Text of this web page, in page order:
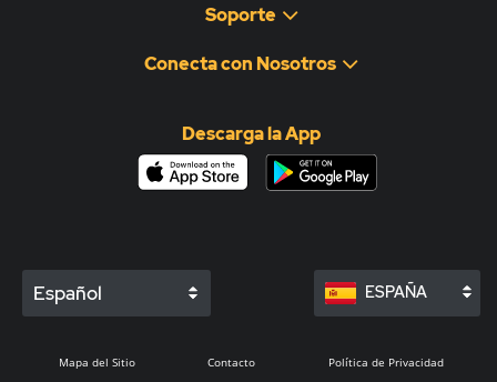
Soporte
Conecta con Nosotros
Descarga la App
Español ESPAÑA
Mapa del Sitio Contacto Política de Privacidad